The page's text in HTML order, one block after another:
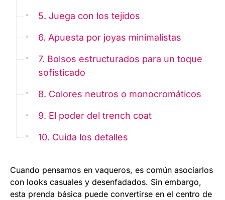
5. Juega con los tejidos
6. Apuesta por joyas minimalistas
7. Bolsos estructurados para un toque
sofisticado
8. Colores neutros o monocromáticos
9. El poder del trench coat
10. Cuida los detalles
Cuando pensamos en vaqueros, es común asociarlos
con looks casuales y desenfadados. Sin embargo,
esta prenda básica puede convertirse en el centro de